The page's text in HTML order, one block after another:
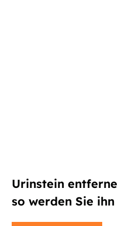
Urinstein
so werden Sie